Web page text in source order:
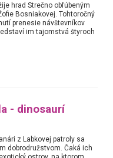
hrad Strečno obľúbeným
Bosniakovej. Tohtoročný
prenesie návštevníkov
im tajomstvá štyroch
- dinosaurí
z Labkovej patroly sa
dobrodružstvom. Čaká ich